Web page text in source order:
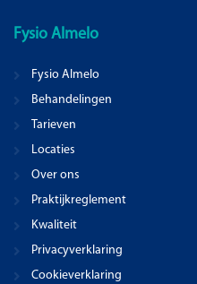
Fysio Almelo
Fysio Almelo
Behandelingen
Tarieven
Locaties
Over ons
Praktijkreglement
Kwaliteit
Privacyverklaring
Cookieverklaring